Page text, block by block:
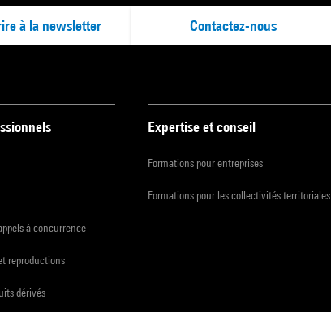
à la newsletter Contactez-nous
à concurrence
reproductions
dérivés
Expertise et conseil
Formations pour entreprises
Formations pour les collectivités territoriales